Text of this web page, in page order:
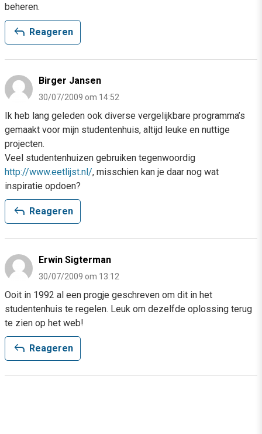
beheren.
reply Reageren
Birger Jansen
30/07/2009 om 14:52
Ik heb lang geleden ook diverse vergelijkbare programma’s
gemaakt voor mijn studentenhuis, altijd leuke en nuttige
projecten.
Veel studentenhuizen gebruiken tegenwoordig
http://www.eetlijst.nl/, misschien kan je daar nog wat
inspiratie opdoen?
reply Reageren
Erwin Sigterman
30/07/2009 om 13:12
Ooit in 1992 al een progje geschreven om dit in het
studentenhuis te regelen. Leuk om dezelfde oplossing terug
te zien op het web!
reply Reageren